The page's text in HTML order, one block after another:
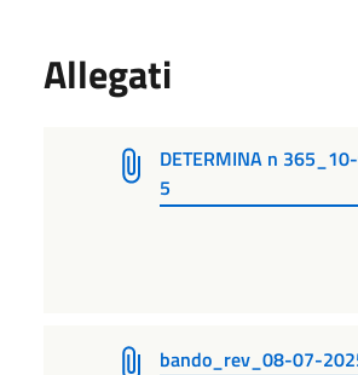
Allegati
DETERMINA n
5
bando_rev_08-07-